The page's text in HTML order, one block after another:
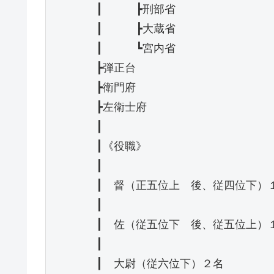
┃　　　┣刑部省
┃　　　┣大蔵省
┃　　　┗宮内省
┣弾正台
┣衛門府
┣左衛士府
┃《役職》
┃　督（正五位上　後、従四位下）
┃　佐（従五位下　後、従五位上）
┃　大尉（従六位下）２名